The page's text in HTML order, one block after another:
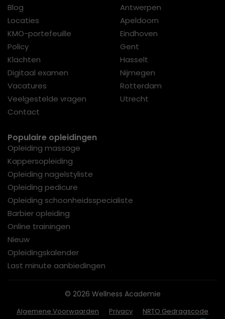
Blog
Locaties
KMO-portefeuille
Policy
Klachten
Digitaal examen
Vacatures
Veelgestelde vragen
Contact
Antwerpen
Apeldoorn
Eindhoven
Gent
Hasselt
Nijmegen
Rotterdam
Utrecht
Populaire opleidingen
Opleiding massage
Kappersopleiding
Opleiding nagelstyliste
Opleiding pedicure
Opleiding schoonheidsspecialiste
Barbier opleiding
Online trainingen
Nieuw
Opleidingskalender
Last minute aanbiedingen
© 2026 Wellness Academie
Algemene Voorwaarden Privacy NRTO Gedragscode